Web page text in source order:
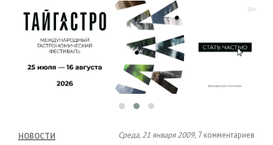
НОВОСТИ Среда, 21 января 2009, 7 комментариев